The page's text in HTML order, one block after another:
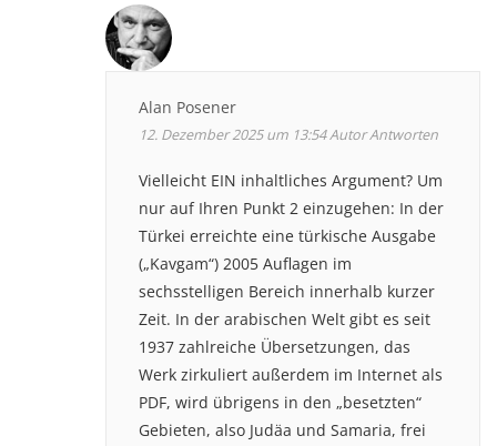
Alan Posener
12. Dezember 2025 um 13:54AutorAntworten
Vielleicht EIN inhaltliches Argument? Um
nur auf Ihren Punkt 2 einzugehen: In der
Türkei erreichte eine türkische Ausgabe
(„Kavgam“) 2005 Auflagen im
sechsstelligen Bereich innerhalb kurzer
Zeit. In der arabischen Welt gibt es seit
1937 zahlreiche Übersetzungen, das
Werk zirkuliert außerdem im Internet als
PDF, wird übrigens in den „besetzten“
Gebieten, also Judäa und Samaria, frei